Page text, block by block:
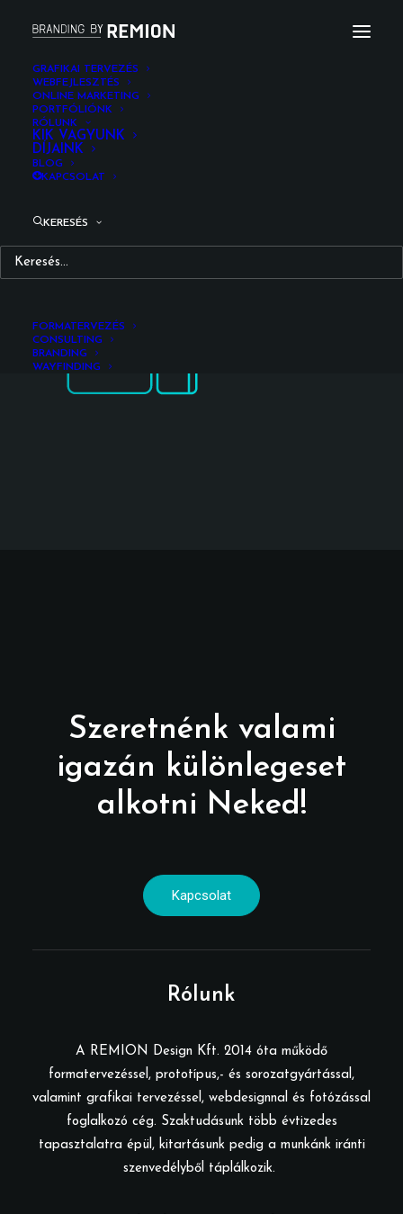
GRAFIKAI TERVEZÉS
WEBFEJLESZTÉS
ONLINE MARKETING
PORTFÓLIÓNK
RÓLUNK
KIK VAGYUNK
DÍJAINK
BLOG
KAPCSOLAT
KERESÉS
FORMATERVEZÉS
CONSULTING
BRANDING
WAYFINDING
Kezdőlap
tovabbi_arculati_elemek_remion_design_branding_2018
Szeretnénk valami
igazán különlegeset
alkotni Neked!
Kapcsolat
Rólunk
A REMION Design Kft. 2014 óta működő
formatervezéssel, prototípus,- és sorozatgyártással,
valamint grafikai tervezéssel, webdesignnal és fotózással
foglalkozó cég. Szaktudásunk több évtizedes
tapasztalatra épül, kitartásunk pedig a munkánk iránti
szenvedélyből táplálkozik.